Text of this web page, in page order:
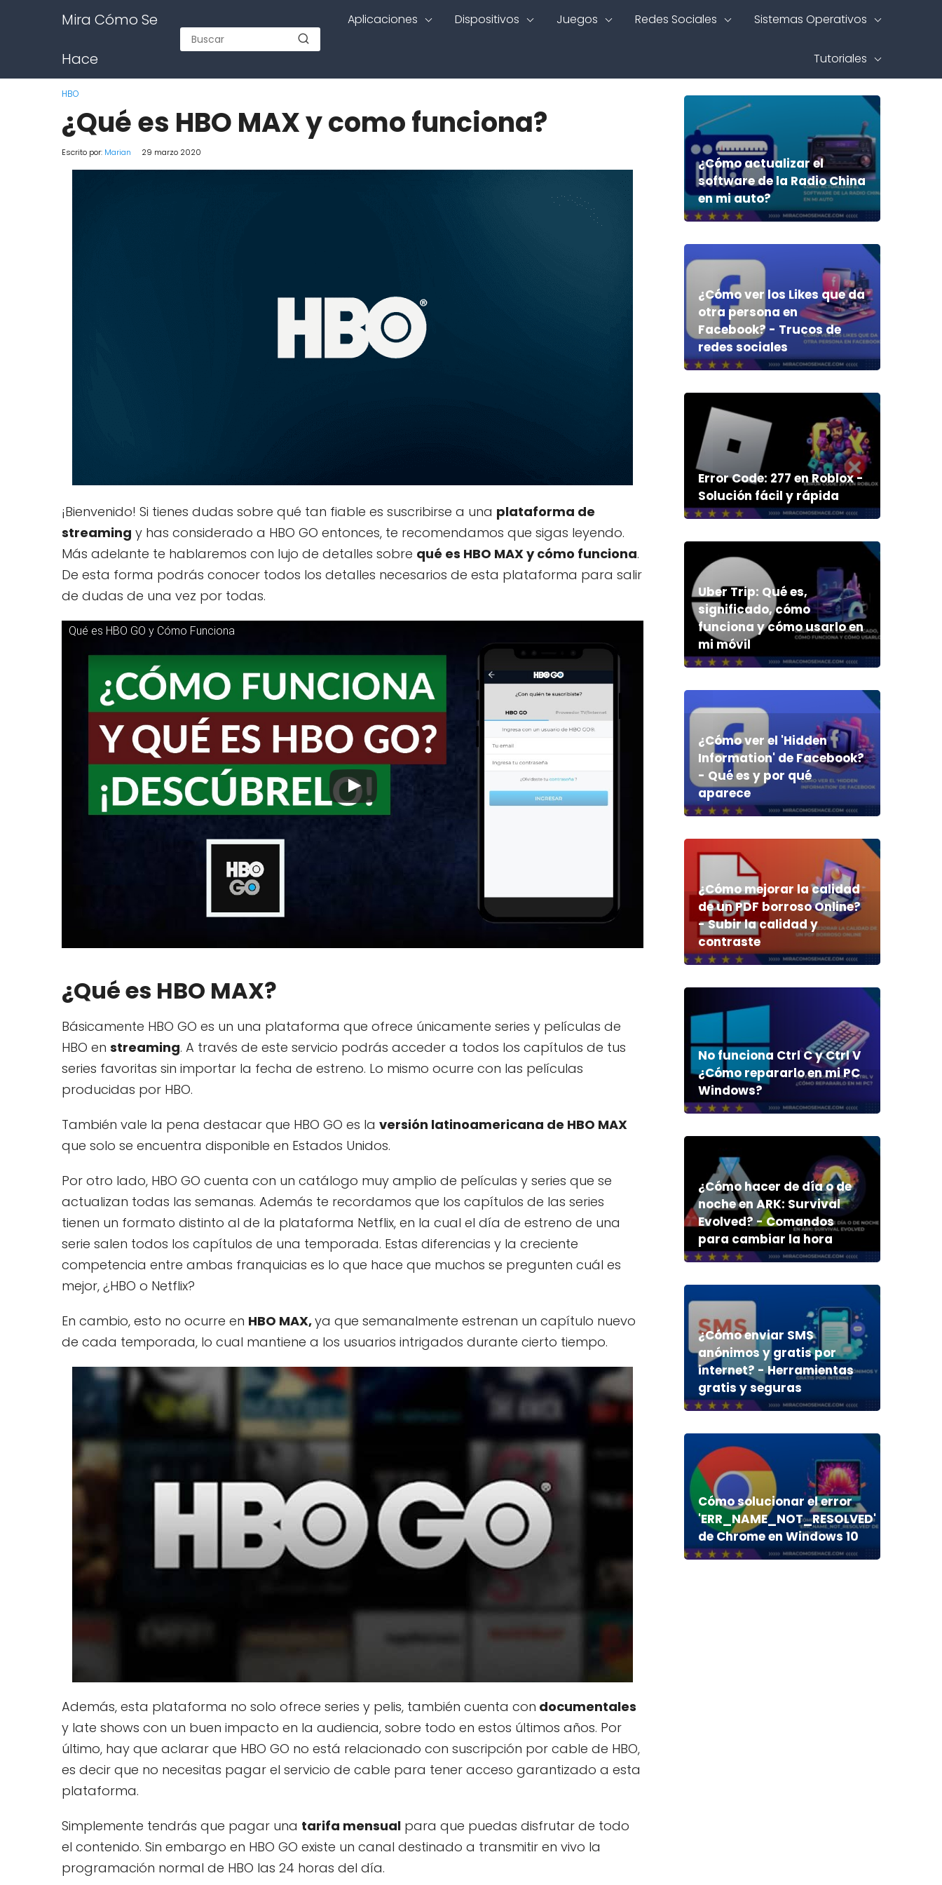
Mira Cómo Se
Hace
Aplicaciones Dispositivos Juegos Redes Sociales Sistemas Operativos
Tutoriales
HBO
¿Qué es HBO MAX y como funciona?
Escrito por: Marian 29 marzo 2020
¡Bienvenido! Si tienes dudas sobre qué tan fiable es suscribirse a una plataforma de
streaming y has considerado a HBO GO entonces, te recomendamos que sigas leyendo.
Más adelante te hablaremos con lujo de detalles sobre qué es HBO MAX y cómo funciona.
De esta forma podrás conocer todos los detalles necesarios de esta plataforma para salir
de dudas de una vez por todas.
Qué es HBO GO y Cómo Funciona
¿Qué es HBO MAX?
Básicamente HBO GO es un una plataforma que ofrece únicamente series y películas de
HBO en streaming. A través de este servicio podrás acceder a todos los capítulos de tus
series favoritas sin importar la fecha de estreno. Lo mismo ocurre con las películas
producidas por HBO.
También vale la pena destacar que HBO GO es la versión latinoamericana de HBO MAX
que solo se encuentra disponible en Estados Unidos.
Por otro lado, HBO GO cuenta con un catálogo muy amplio de películas y series que se
actualizan todas las semanas. Además te recordamos que los capítulos de las series
tienen un formato distinto al de la plataforma Netflix, en la cual el día de estreno de una
serie salen todos los capítulos de una temporada. Estas diferencias y la creciente
competencia entre ambas franquicias es lo que hace que muchos se pregunten cuál es
mejor, ¿HBO o Netflix?
En cambio, esto no ocurre en HBO MAX,ya que semanalmente estrenan un capítulo nuevo
de cada temporada, lo cual mantiene a los usuarios intrigados durante cierto tiempo.
Además, esta plataforma no solo ofrece series y pelis, también cuenta con documentales
y late shows con un buen impacto en la audiencia, sobre todo en estos últimos años. Por
último, hay que aclarar que HBO GO no está relacionado con suscripción por cable de HBO,
es decir que no necesitas pagar el servicio de cable para tener acceso garantizado a esta
plataforma.
Simplemente tendrás que pagar una tarifa mensual para que puedas disfrutar de todo
el contenido. Sin embargo en HBO GO existe un canal destinado a transmitir en vivo la
programación normal de HBO las 24 horas del día.
¿Cómo actualizar el
software de la Radio China
en mi auto?
¿Cómo ver los Likes que da
otra persona en
Facebook? - Trucos de
redes sociales
Error Code: 277 en Roblox -
Solución fácil y rápida
Uber Trip: Qué es,
significado, cómo
funciona y cómo usarlo en
mi móvil
¿Cómo ver el 'Hidden
Information' de Facebook?
- Qué es y por qué
aparece
¿Cómo mejorar la calidad
de un PDF borroso Online?
- Subir la calidad y
contraste
No funciona Ctrl C y Ctrl V
¿Cómo repararlo en mi PC
Windows?
¿Cómo hacer de día o de
noche en ARK: Survival
Evolved? - Comandos
para cambiar la hora
¿Cómo enviar SMS
anónimos y gratis por
internet? - Herramientas
gratis y seguras
Cómo solucionar el error
'ERR_NAME_NOT_RESOLVED'
de Chrome en Windows 10